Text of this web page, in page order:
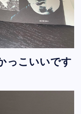
っこいいです